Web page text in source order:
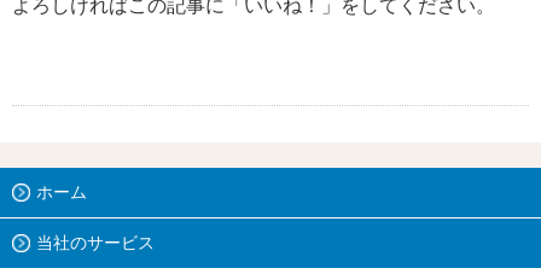
よろしければこの記事に「いいね！」をしてください。
ホーム
当社のサービス